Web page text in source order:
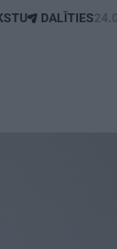
DALĪTIES